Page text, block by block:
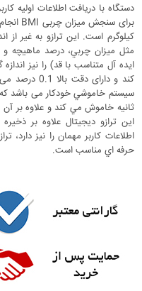
دستگاه با دریافت اطلاعات اولیه
کیلوگرم است. اين ترازو به غير
کند و دارای
سيستم خاموشي خودکار می باشد که
ثانيه خاموش مي ‌کند و علاوه بر
حرفه ‌اي مناسب است.